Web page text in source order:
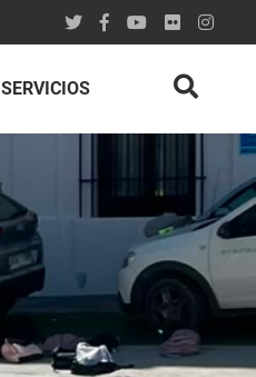
SERVICIOS